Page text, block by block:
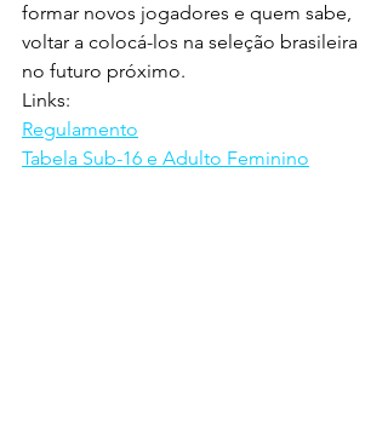
formar novos jogadores e quem sabe,
voltar a colocá-los na seleção brasileira
no futuro próximo.
Links:
Regulamento
Tabela Sub-16 e Adulto Feminino